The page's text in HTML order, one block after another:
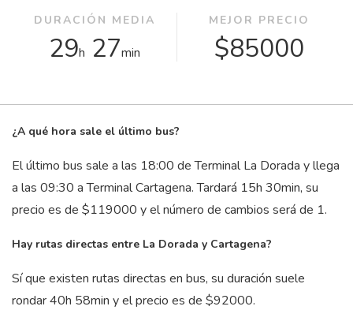
DURACIÓN MEDIA
29h 27min
MEJOR PRECIO
$85000
¿A qué hora sale el último bus?
El último bus sale a las 18:00 de Terminal La Dorada y llega
a las 09:30 a Terminal Cartagena. Tardará 15h 30min, su
precio es de $119000 y el número de cambios será de 1.
Hay rutas directas entre La Dorada y Cartagena?
Sí que existen rutas directas en bus, su duración suele
rondar 40h 58min y el precio es de $92000.